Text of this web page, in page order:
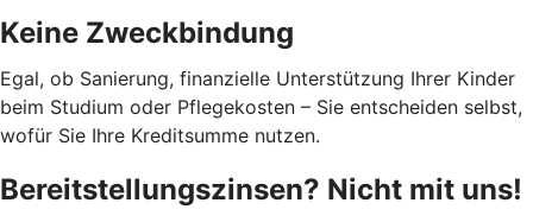
Keine Zweckbindung
Egal, ob Sanierung, finanzielle Unterstützung Ihrer Kinder
beim Studium oder Pflegekosten – Sie entscheiden selbst,
wofür Sie Ihre Kreditsumme nutzen.
Bereitstellungszinsen? Nicht mit uns!